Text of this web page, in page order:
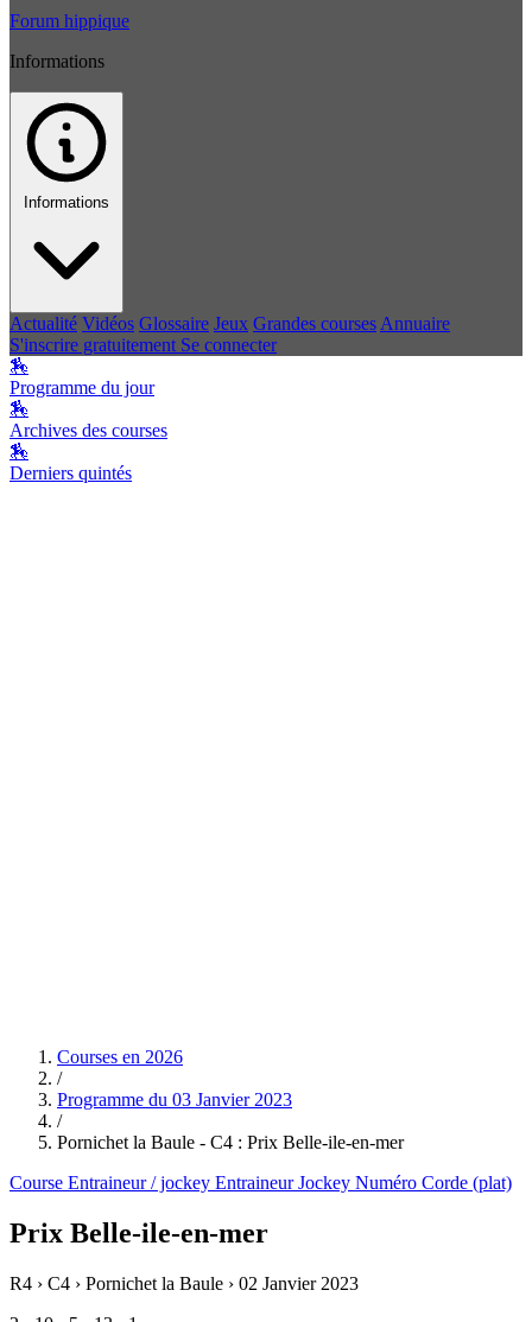
Forum hippique
Informations
Informations
Actualité Vidéos Glossaire Jeux Grandes courses Annuaire
S'inscrire gratuitement Se connecter
🏇
Programme du jour
🏇
Archives des courses
🏇
Derniers quintés
Courses en 2026
/
Programme du 03 Janvier 2023
/
Pornichet la Baule - C4 : Prix Belle-ile-en-mer
Course Entraineur / jockey EntraineurJockey Numéro Corde (plat)
Prix Belle-ile-en-mer
R4 › C4 › Pornichet la Baule › 02 Janvier 2023